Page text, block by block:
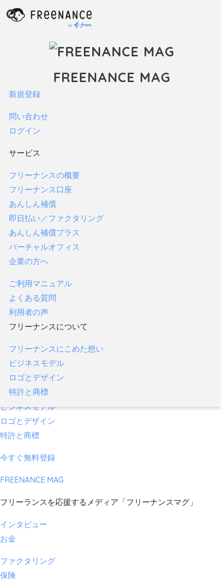
FREENANCE MAG
新規登録
問い合わせ
ログイン
サービス
フリーナンスの概要
フリーナンス口座
あんしん補償
即日払い／ファクタリング
あんしん補償プラス
バーチャルオフィス
企業の方へ
ご利用マニュアル
よくある質問
利用者の声
フリーナンスについて
フリーナンスにこめた想い
ビジネスモデル
ロゴとデザイン
特許と商標
インタビュー
ファクタリング
税金・確定申告
貯金
すべてみる
フリーランスコラム
法律
フリーナンスの概要
フリーナンス口座
あんしん補償
即日払い／ファクタリング
バーチャルオフィス
企業の方へ
ご利用マニュアル
フリーナンスにこめた想い
ビジネスモデル
ロゴとデザイン
特許と商標
今すぐ無料登録
FREENANCE MAG
フリーランスを応援するメディア「フリーナンスマグ」
インタビュー
お金
ファクタリング
保険